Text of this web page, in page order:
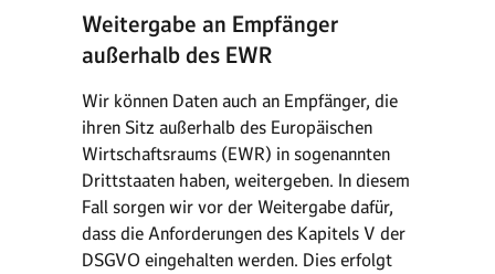
Weitergabe an Empfänger
außerhalb des EWR
Wir können Daten auch an Empfänger, die
ihren Sitz außerhalb des Europäischen
Wirtschaftsraums (EWR) in sogenannten
Drittstaaten haben, weitergeben. In diesem
Fall sorgen wir vor der Weitergabe dafür,
dass die Anforderungen des Kapitels V der
DSGVO eingehalten werden. Dies erfolgt